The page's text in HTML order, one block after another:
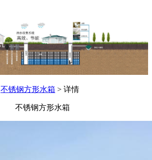
不锈钢方形水箱 > 详情
不锈钢方形水箱